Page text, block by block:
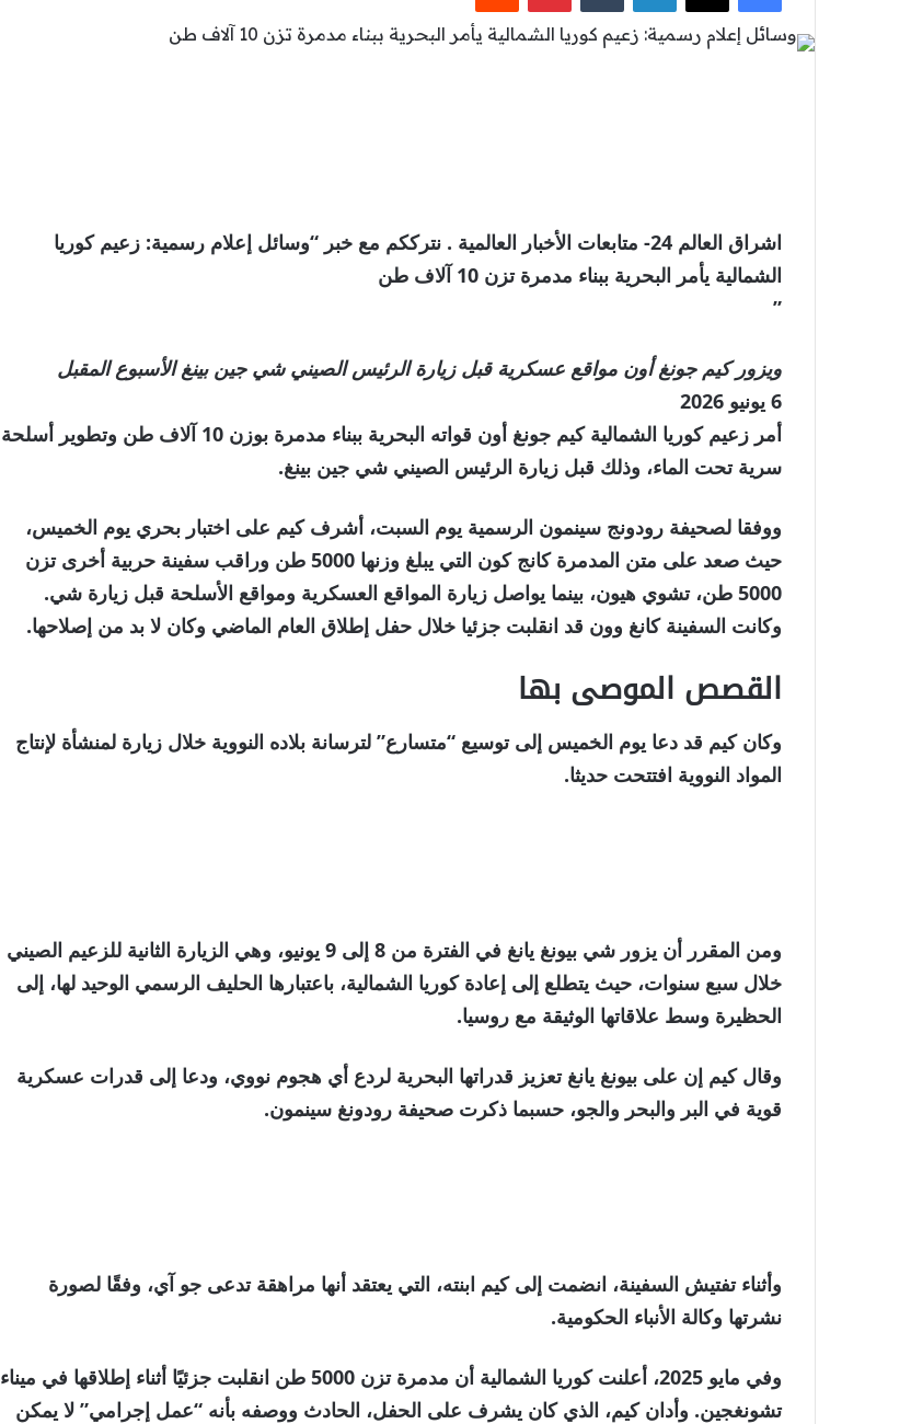
اشراق العالم 24- متابعات الأخبار العالمية . نترككم مع خبر “وسائل إعلام رسمية: زعيم كوريا
الشمالية يأمر البحرية ببناء مدمرة تزن 10 آلاف طن
”
ويزور كيم جونغ أون مواقع عسكرية قبل زيارة الرئيس الصيني شي جين بينغ الأسبوع المقبل
تم
النشر
بتاريخ
يونيو
2026
6 يونيو 2026
أمر زعيم كوريا الشمالية كيم جونغ أون قواته البحرية ببناء مدمرة بوزن 10 آلاف طن وتطوير أسلحة
سرية تحت الماء، وذلك قبل زيارة الرئيس الصيني شي جين بينغ.
ووفقا لصحيفة رودونج سينمون الرسمية يوم السبت، أشرف كيم على اختبار بحري يوم الخميس،
حيث صعد على متن المدمرة كانج كون التي يبلغ وزنها 5000 طن وراقب سفينة حربية أخرى تزن
5000 طن، تشوي هيون، بينما يواصل زيارة المواقع العسكرية ومواقع الأسلحة قبل زيارة شي.
وكانت السفينة كانغ وون قد انقلبت جزئيا خلال حفل إطلاق العام الماضي وكان لا بد من إصلاحها.
القصص الموصى بها
قائمة
من
نهاية
القائمة
وكان كيم قد دعا يوم الخميس إلى توسيع “متسارع” لترسانة بلاده النووية خلال زيارة لمنشأة لإنتاج
المواد النووية افتتحت حديثا.
ومن المقرر أن يزور شي بيونغ يانغ في الفترة من 8 إلى 9 يونيو، وهي الزيارة الثانية للزعيم الصيني
خلال سبع سنوات، حيث يتطلع إلى إعادة كوريا الشمالية، باعتبارها الحليف الرسمي الوحيد لها، إلى
الحظيرة وسط علاقاتها الوثيقة مع روسيا.
وقال كيم إن على بيونغ يانغ تعزيز قدراتها البحرية لردع أي هجوم نووي، ودعا إلى قدرات عسكرية
قوية في البر والبحر والجو، حسبما ذكرت صحيفة رودونغ سينمون.
وأثناء تفتيش السفينة، انضمت إلى كيم ابنته، التي يعتقد أنها مراهقة تدعى جو آي، وفقًا لصورة
نشرتها وكالة الأنباء الحكومية.
وفي مايو 2025، أعلنت كوريا الشمالية أن مدمرة تزن 5000 طن انقلبت جزئيًا أثناء إطلاقها في ميناء
تشونغجين. وأدان كيم، الذي كان يشرف على الحفل، الحادث ووصفه بأنه “عمل إجرامي” لا يمكن